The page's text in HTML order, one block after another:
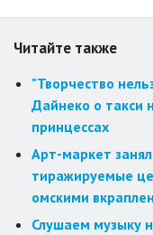
Читайте также
"Творчество
Дайнеко о такси
принцессах
Арт-маркет
тиражируемые
омскими
Слушаем музыку